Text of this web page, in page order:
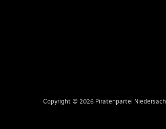
Copyright © 2026 Piratenpartei